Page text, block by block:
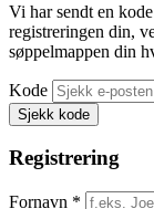
Vi har sendt en
registreringen din,
søppelmappen din
Kode
Registrering
Fornavn *